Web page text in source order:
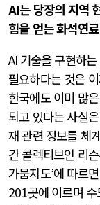
AI는 당장의 지역
힘을 얻는 화석연료
AI 기술을 구현하
필요하다는 것은
한국에도 이미 많
되고 있다는 사실
재 관련 정보를 체
간 콜렉티브인 리
가뭄지도’에 따르면
201곳에 이르며